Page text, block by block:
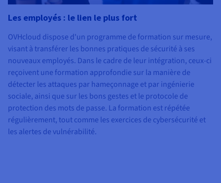
Les employés : le lien le plus fort
OVHcloud dispose d'un programme de formation sur mesure,
visant à transférer les bonnes pratiques de sécurité à ses
nouveaux employés. Dans le cadre de leur intégration, ceux-ci
reçoivent une formation approfondie sur la manière de
détecter les attaques par hameçonnage et par ingénierie
sociale, ainsi que sur les bons gestes et le protocole de
protection des mots de passe. La formation est répétée
régulièrement, tout comme les exercices de cybersécurité et
les alertes de vulnérabilité.